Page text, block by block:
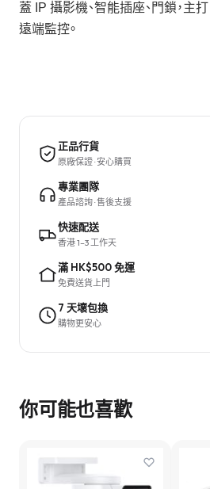
蓋 IP 攝影機、智能插座、門鎖，主
遠端監控。
正品行貨
原廠保證 · 安心購買
專業團隊
產品諮詢 · 售後支援
快速配送
香港 1–3 工作天
滿 HK$500 免運
免費送貨上門
7 天壞包換
購物更安心
你可能也喜歡